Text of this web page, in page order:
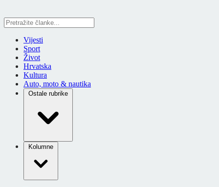
Vijesti
Sport
Život
Hrvatska
Kultura
Auto, moto & nautika
Ostale rubrike
Kolumne